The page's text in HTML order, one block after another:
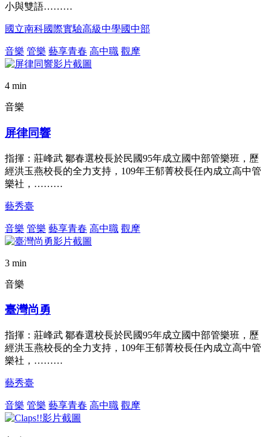
小與雙語………
國立南科國際實驗高級中學國中部
音樂 管樂 藝享青春 高中職 觀摩
4 min
音樂
屏律同響
指揮：莊峰武 鄒春選校長於民國95年成立國中部管樂班，歷
經洪玉燕校長的全力支持，109年王郁菁校長任內成立高中管
樂社，………
藝秀臺
音樂 管樂 藝享青春 高中職 觀摩
3 min
音樂
臺灣尚勇
指揮：莊峰武 鄒春選校長於民國95年成立國中部管樂班，歷
經洪玉燕校長的全力支持，109年王郁菁校長任內成立高中管
樂社，………
藝秀臺
音樂 管樂 藝享青春 高中職 觀摩